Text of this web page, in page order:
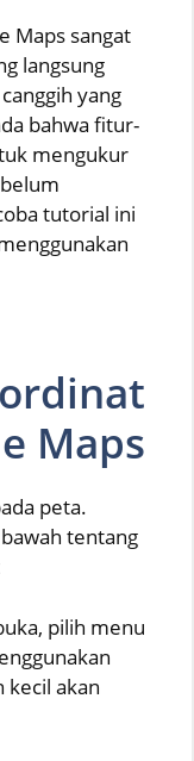
Maps sangat
langsung
yang
bahwa fitur-
mengukur
tutorial ini
Maps
peta.
tentang
pilih menu
kecil akan